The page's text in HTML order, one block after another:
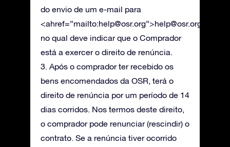
do envio de um e-mail para
<ahref=”mailto:help@osr.org”>help@osr.org
no qual deve indicar que o Comprador
está a exercer o direito de renúncia.
3. Após o comprador ter recebido os
bens encomendados da OSR, terá o
direito de renúncia por um período de 14
dias corridos. Nos termos deste direito,
o comprador pode renunciar (rescindir) o
contrato. Se a renúncia tiver ocorrido